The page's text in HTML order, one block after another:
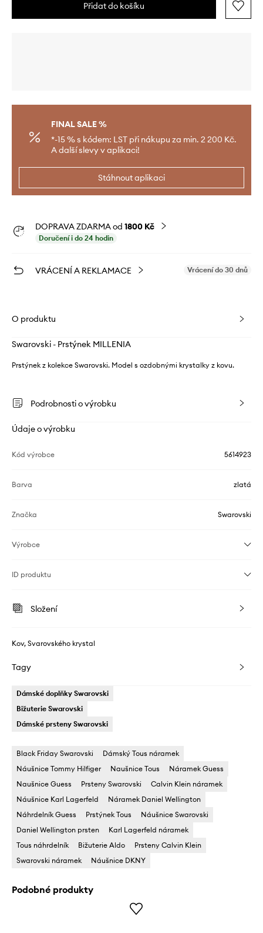
Přidat do košíku
FINAL SALE %
*-15 % s kódem: LST při nákupu za min. 2 200 Kč.
A další slevy v aplikaci!
Stáhnout aplikaci
DOPRAVA ZDARMA od 1800 Kč
Doručení i do 24 hodin
VRÁCENÍ A REKLAMACE Vrácení do 30 dnů
O produktu
Swarovski - Prstýnek MILLENIA
Prstýnek z kolekce Swarovski. Model s ozdobnými krystalky z kovu.
Podrobnosti o výrobku
Údaje o výrobku
Kód výrobce 5614923
Barva zlatá
Značka Swarovski
Výrobce
ID produktu
Složení
Kov, Svarovského krystal
Tagy
Dámské doplňky Swarovski
Bižuterie Swarovski
Dámské prsteny Swarovski
Black Friday Swarovski
Dámský Tous náramek
Náušnice Tommy Hilfiger
Naušnice Tous
Náramek Guess
Naušnice Guess
Prsteny Swarovski
Calvin Klein náramek
Náušnice Karl Lagerfeld
Náramek Daniel Wellington
Náhrdelník Guess
Prstýnek Tous
Náušnice Swarovski
Daniel Wellington prsten
Karl Lagerfeld náramek
Tous náhrdelník
Bižuterie Aldo
Prsteny Calvin Klein
Swarovski náramek
Náušnice DKNY
Podobné produkty